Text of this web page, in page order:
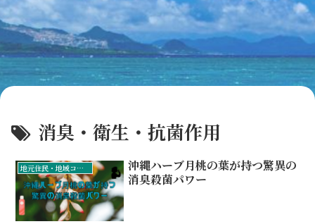
消臭・衛生・抗菌作用
地元住民・地域コミュニティ
沖縄ハーブ月桃の葉が持つ驚異の
消臭殺菌パワー